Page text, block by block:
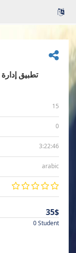
15
0
3:22:46
arabic
35$
0 Student